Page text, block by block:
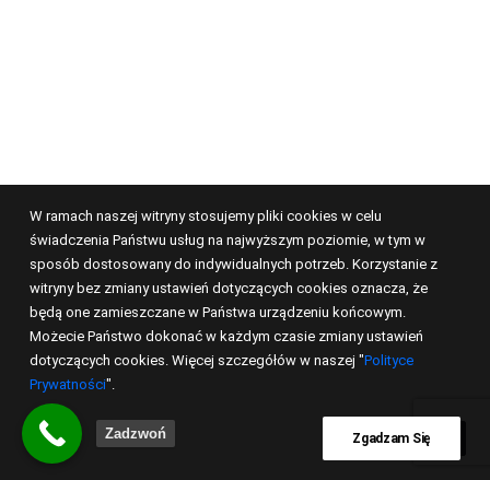
W ramach naszej witryny stosujemy pliki cookies w celu
świadczenia Państwu usług na najwyższym poziomie, w tym w
sposób dostosowany do indywidualnych potrzeb. Korzystanie z
witryny bez zmiany ustawień dotyczących cookies oznacza, że
będą one zamieszczane w Państwa urządzeniu końcowym.
Możecie Państwo dokonać w każdym czasie zmiany ustawień
dotyczących cookies. Więcej szczegółów w naszej "Polityce
Prywatności".
Zgadzam Się
Zadzwoń